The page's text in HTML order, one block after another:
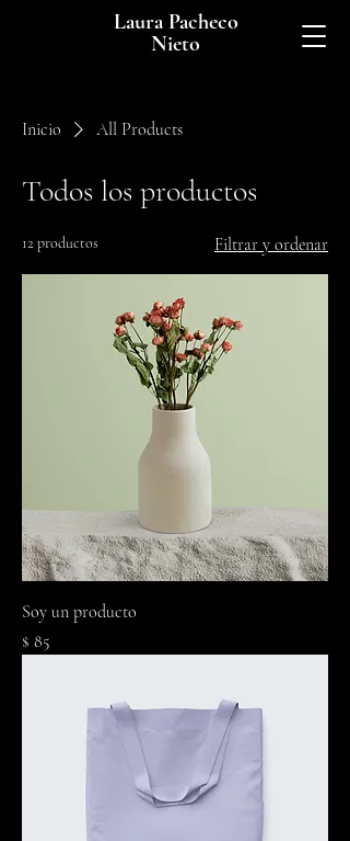
Laura Pacheco
Nieto
Inicio All Products
Todos los productos
12 productos Filtrar y ordenar
Soy un producto
Precio
$ 85